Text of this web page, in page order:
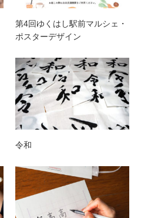
第4回ゆくはし駅前マルシェ・
ポスターデザイン
令和